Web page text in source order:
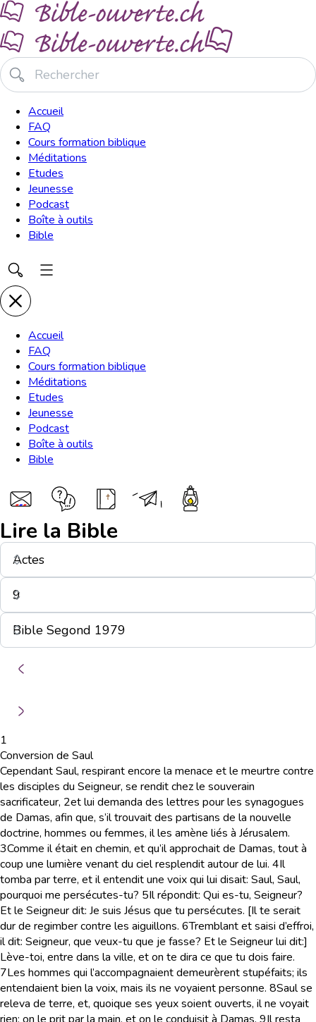
Accueil
FAQ
Cours formation biblique
Méditations
Etudes
Jeunesse
Podcast
Boîte à outils
Bible
Accueil
FAQ
Cours formation biblique
Méditations
Etudes
Jeunesse
Podcast
Boîte à outils
Bible
Lire la Bible
1
Conversion de Saul
Cependant Saul, respirant encore la menace et le meurtre contre
les disciples du Seigneur, se rendit chez le souverain
sacrificateur, 2et lui demanda des lettres pour les synagogues
de Damas, afin que, s’il trouvait des partisans de la nouvelle
doctrine, hommes ou femmes, il les amène liés à Jérusalem.
3Comme il était en chemin, et qu’il approchait de Damas, tout à
coup une lumière venant du ciel resplendit autour de lui. 4Il
tomba par terre, et il entendit une voix qui lui disait: Saul, Saul,
pourquoi me persécutes-tu? 5Il répondit: Qui es-tu, Seigneur?
Et le Seigneur dit: Je suis Jésus que tu persécutes. [Il te serait
dur de regimber contre les aiguillons. 6Tremblant et saisi d’effroi,
il dit: Seigneur, que veux-tu que je fasse? Et le Seigneur lui dit:]
Lève-toi, entre dans la ville, et on te dira ce que tu dois faire.
7Les hommes qui l’accompagnaient demeurèrent stupéfaits; ils
entendaient bien la voix, mais ils ne voyaient personne. 8Saul se
releva de terre, et, quoique ses yeux soient ouverts, il ne voyait